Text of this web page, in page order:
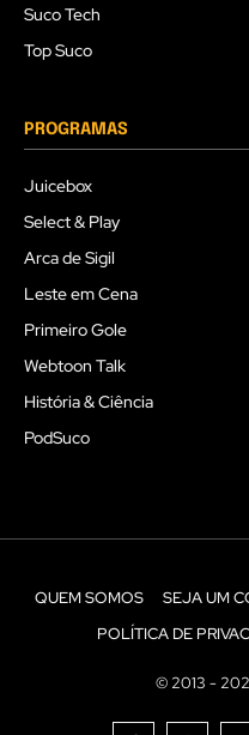
Suco Tech
Top Suco
PROGRAMAS
Juicebox
Select & Play
Arca de Sigil
Leste em Cena
Primeiro Gole
Webtoon Talk
História & Ciência
PodSuco
QUEM SOMOS SEJA UM
POLÍTICA DE
© 2013 -